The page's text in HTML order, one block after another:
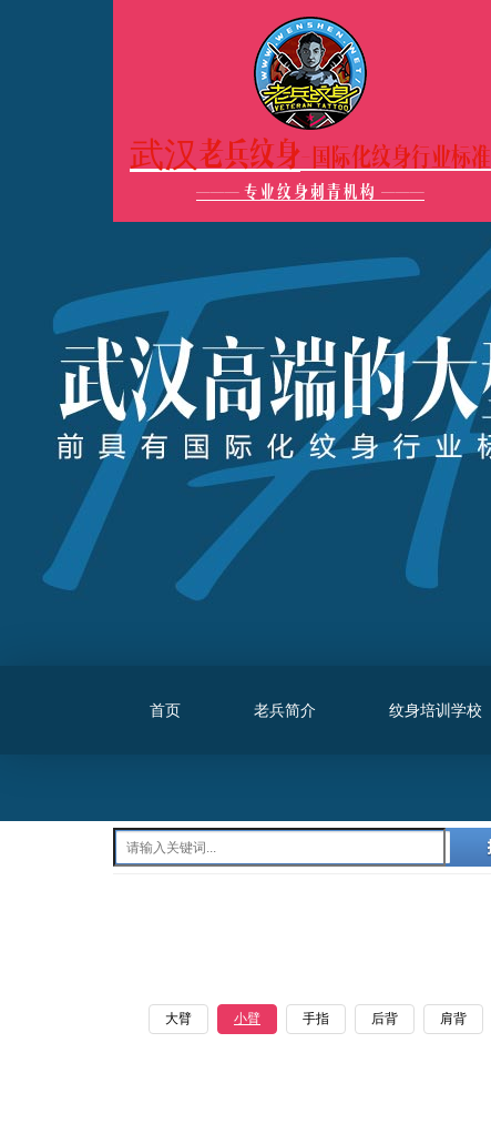
武汉老兵纹身-国际化纹身行业标准
——— 专业纹身刺青机构 ———
首页 老兵简介 纹身培训学校
大臂 小臂 手指 后背 肩背